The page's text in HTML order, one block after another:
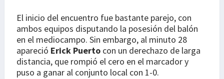
El inicio del encuentro fue bastante parejo, con
ambos equipos disputando la posesión del balón
en el mediocampo. Sin embargo, al minuto 28
apareció Erick Puerto con un derechazo de larga
distancia, que rompió el cero en el marcador y
puso a ganar al conjunto local con 1-0.